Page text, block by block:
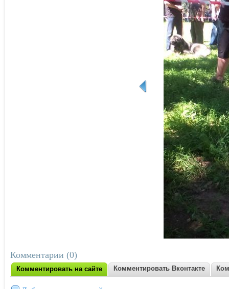
Комментарии (0)
Комментировать на сайте Комментировать Вконтакте